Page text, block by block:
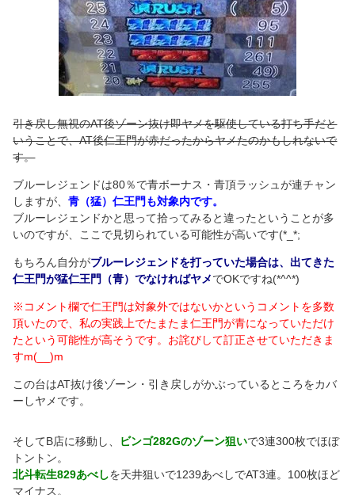
引き戻し無視のAT後ゾーン抜け即ヤメを駆使している打ち手だと
いうことで、AT後仁王門が赤だったからヤメたのかもしれないで
す。
ブルーレジェンドは80％で青ボーナス・青頂ラッシュが連チャン
しますが、青（猛）仁王門も対象内です。
ブルーレジェンドかと思って拾ってみると違ったということが多
いのですが、ここで見切られている可能性が高いです(*_*;
もちろん自分がブルーレジェンドを打っていた場合は、出てきた
仁王門が猛仁王門（青）でなければヤメでOKですね(*^^*)
※コメント欄で仁王門は対象外ではないかというコメントを多数
頂いたので、私の実践上でたまたま仁王門が青になっていただけ
たという可能性が高そうです。お詫びして訂正させていただきま
すm(__)m
この台はAT抜け後ゾーン・引き戻しがかぶっているところをカバ
ーしヤメです。
そしてB店に移動し、 ビンゴ282Gのゾーン狙いで3連300枚でほぼ
トントン。
北斗転生829あべしを天井狙いで1239あべしでAT3連。100枚ほど
マイナス。